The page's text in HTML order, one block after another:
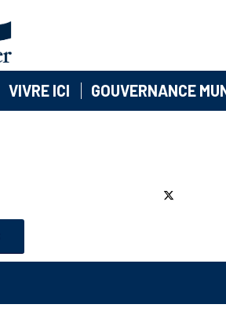
VIVRE ICI GOUVERNANCE